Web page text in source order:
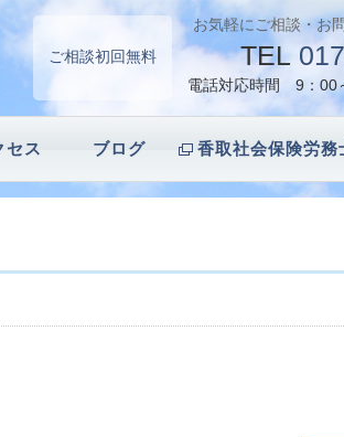
ご相談初回無料
お気軽にご相談・お
TEL
電話対応時間 9：00
セス ブログ 香取社会保険労務